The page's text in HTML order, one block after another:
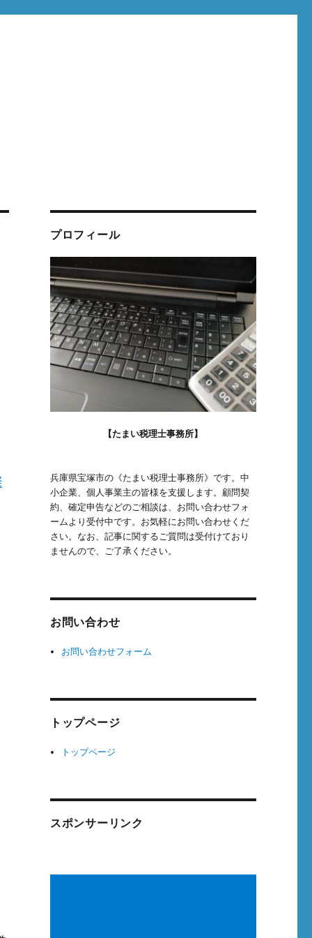
プロフィール
【たまい税理士事務所】
兵庫県宝塚市の《たまい税理士事務所》です。中
小企業、個人事業主の皆様を支援します。顧問契
約、確定申告などのご相談は、お問い合わせフォ
ームより受付中です。お気軽にお問い合わせくだ
さい。なお、記事に関するご質問は受付けており
ませんので、ご了承ください。
お問い合わせ
お問い合わせフォーム
トップページ
トップページ
スポンサーリンク